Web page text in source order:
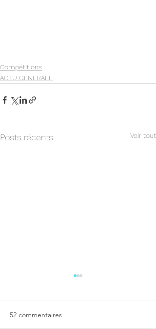
Compétitions
ACTU GENERALE
Posts récents Voir tout
52 commentaires